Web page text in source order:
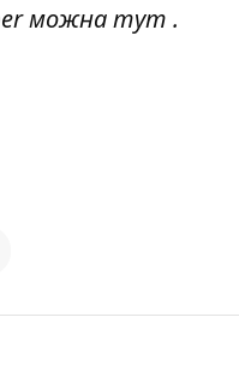
можнатут .